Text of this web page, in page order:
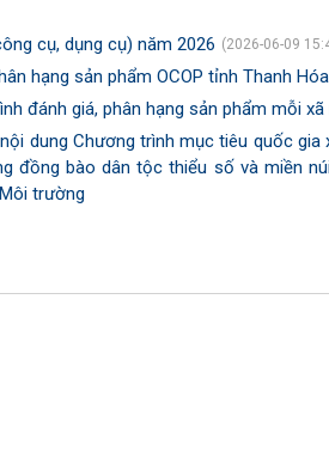
cụ, dụng cụ) năm 2026 (2026-06-09
hạng sản phẩm OCOP tỉnh Thanh
đánh giá, phân hạng sản phẩm mỗi
dung Chương trình mục tiêu quốc
đồng bào dân tộc thiểu số và miền
trường